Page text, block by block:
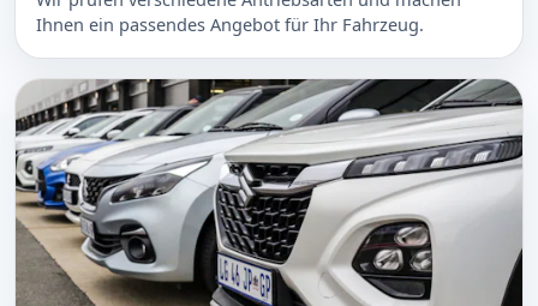
Ihnen ein passendes Angebot für Ihr Fahrzeug.